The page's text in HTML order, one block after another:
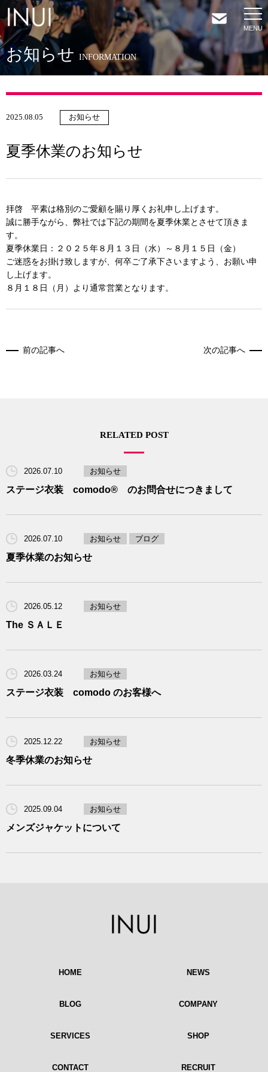
HOME
NEWS
BLOG
お知らせ INFORMATION
夏季休業のお知らせ
2025.08.05 お知らせ
拝啓 平素は格別のご愛顧を賜り厚くお礼申し上げます。
誠に勝手ながら、弊社では下記の期間を夏季休業とさせて頂きま
す。
夏季休業日：２０２５年８月１３日（水）～８月１５日（金）
ご迷惑をお掛け致しますが、何卒ご了承下さいますよう、お願い申
し上げます。
８月１８日（月）より通常営業となります。
前の記事へ 次の記事へ
RELATED POST
2026.07.10 お知らせ
ステージ衣装 comodo® のお問合せにつきまして
2026.07.10 お知らせ ブログ
夏季休業のお知らせ
2026.05.12 お知らせ
The ＳＡＬＥ
2026.03.24 お知らせ
ステージ衣装 comodo のお客様へ
2025.12.22 お知らせ
冬季休業のお知らせ
2025.09.04 お知らせ
メンズジャケットについて
HOME NEWS
BLOG COMPANY
SERVICES SHOP
CONTACT RECRUIT